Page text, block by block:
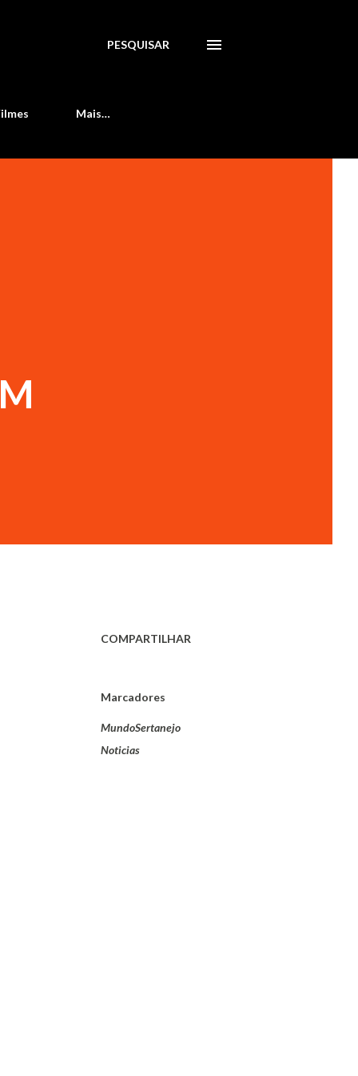
PESQUISAR
Mais…
COMPARTILHAR
Marcadores
MundoSertanejo
Noticias